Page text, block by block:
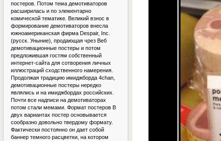
постеров. Потом тема демотиваторов
расширилась и по элементарно
комической тематике. Великий взнос в
формирование демотиваторов внесла
южноамериканская фирма Despair, Inc.
(русск. Уныние), продающая чрез Веб
демотивационные постеры и потом
предложившая гостям собственный
интернет-сайта для сотворения личных
иллюстраций сходственного намерения.
Продолжая традицию имиджборда 4chan,
демотивационные постеры нередко
являлись и на имиджбордах российских.
Почти все надписи на демотиваторах
потом стали мемами. Формат постеров В
двух вариантах постер основывается
сообразно довольно твердому формату.
Фактически постоянно он дает собой
баннер темного расцветки, на котором